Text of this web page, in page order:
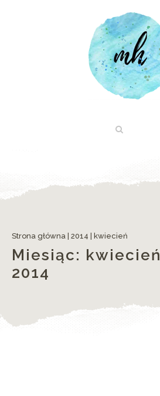
Strona główna 2014 kwiecień
Miesiąc: kwiecień
2014